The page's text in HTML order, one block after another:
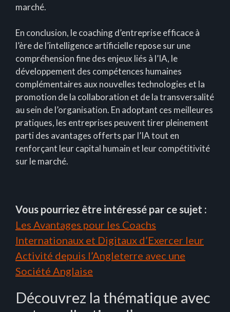
marché.
En conclusion, le coaching d’entreprise efficace à
l’ère de l’intelligence artificielle repose sur une
compréhension fine des enjeux liés à l’IA, le
développement des compétences humaines
complémentaires aux nouvelles technologies et la
promotion de la collaboration et de la transversalité
au sein de l’organisation. En adoptant ces meilleures
pratiques, les entreprises peuvent tirer pleinement
parti des avantages offerts par l’IA tout en
renforçant leur capital humain et leur compétitivité
sur le marché.
Vous pourriez être intéressé par ce sujet :
Les Avantages pour les Coachs
Internationaux et Digitaux d’Exercer leur
Activité depuis l’Angleterre avec une
Société Anglaise
Découvrez la thématique avec